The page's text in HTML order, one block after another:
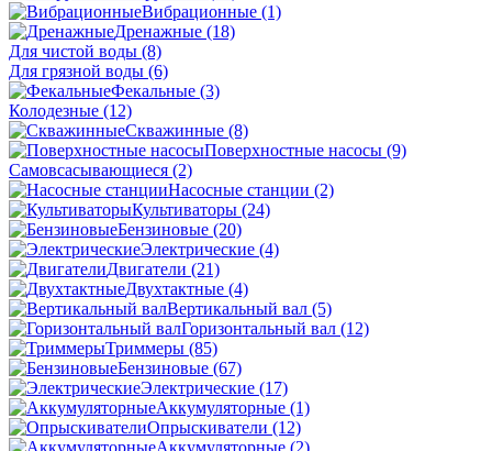
Вибрационные (1)
Дренажные (18)
Для чистой воды (8)
Для грязной воды (6)
Фекальные (3)
Колодезные (12)
Скважинные (8)
Поверхностные насосы (9)
Самовсасывающиеся (2)
Насосные станции (2)
Культиваторы (24)
Бензиновые (20)
Электрические (4)
Двигатели (21)
Двухтактные (4)
Вертикальный вал (5)
Горизонтальный вал (12)
Триммеры (85)
Бензиновые (67)
Электрические (17)
Аккумуляторные (1)
Опрыскиватели (12)